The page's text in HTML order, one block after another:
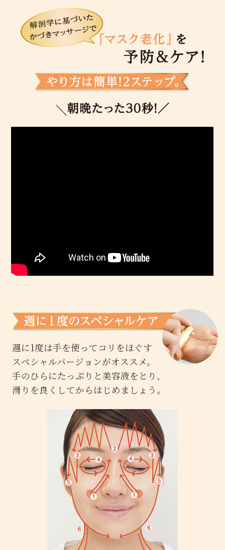
週に1度は手を使ってコリをほぐす
スペシャルバージョンがオススメ。
手のひらにたっぷりと美容液をとり、
滑りを良くしてからはじめましょう。